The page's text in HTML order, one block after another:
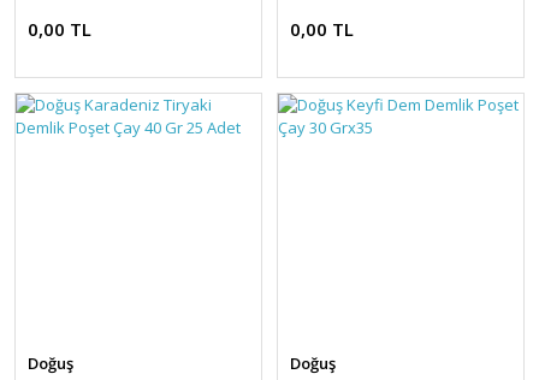
0,00 TL 0,00 TL
Doğuş
Doğuş